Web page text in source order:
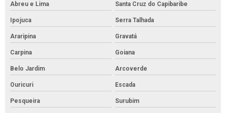
Abreu e Lima Santa Cruz do Capibaribe
Ipojuca Serra Talhada
Araripina Gravatá
Carpina Goiana
Belo Jardim Arcoverde
Ouricuri Escada
Pesqueira Surubim